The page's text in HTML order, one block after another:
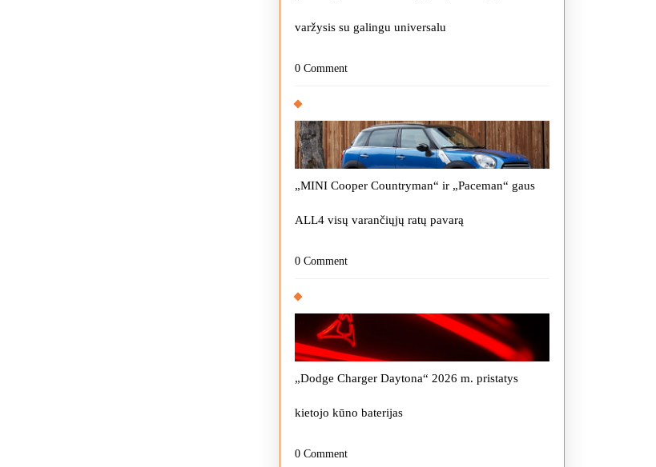
varžysis su galingu universalu
0 Comment
„MINI Cooper Countryman“ ir „Paceman“ gaus
ALL4 visų varančiųjų ratų pavarą
0 Comment
„Dodge Charger Daytona“ 2026 m. pristatys
kietojo kūno baterijas
0 Comment